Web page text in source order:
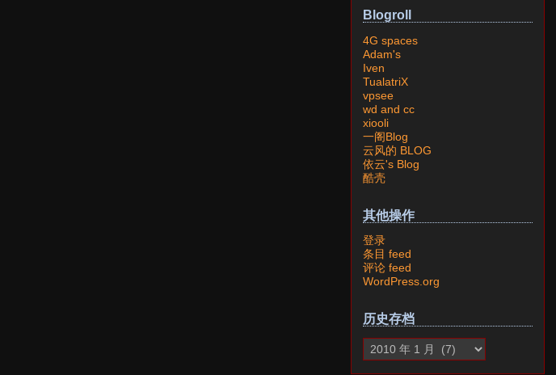
Blogroll
4G spaces
Adam's
Iven
TualatriX
vpsee
wd and cc
xiooli
一阁Blog
云风的 BLOG
依云's Blog
酷壳
其他操作
登录
条目 feed
评论 feed
WordPress.org
历史存档